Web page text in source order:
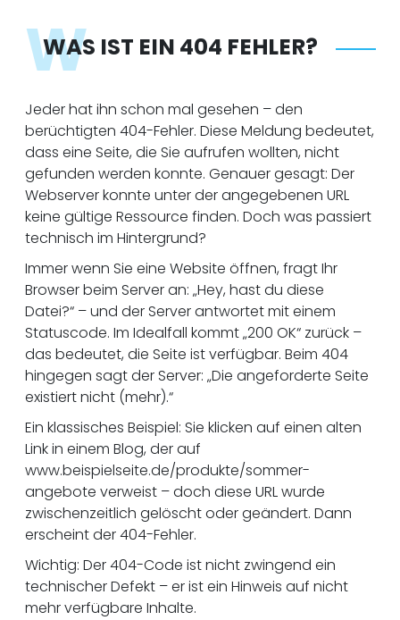
W
WAS IST EIN 404 FEHLER?
Jeder hat ihn schon mal gesehen – den
berüchtigten 404-Fehler. Diese Meldung bedeutet,
dass eine Seite, die Sie aufrufen wollten, nicht
gefunden werden konnte. Genauer gesagt: Der
Webserver konnte unter der angegebenen URL
keine gültige Ressource finden. Doch was passiert
technisch im Hintergrund?
Immer wenn Sie eine Website öffnen, fragt Ihr
Browser beim Server an: „Hey, hast du diese
Datei?“ – und der Server antwortet mit einem
Statuscode. Im Idealfall kommt „200 OK“ zurück –
das bedeutet, die Seite ist verfügbar. Beim 404
hingegen sagt der Server: „Die angeforderte Seite
existiert nicht (mehr).“
Ein klassisches Beispiel: Sie klicken auf einen alten
Link in einem Blog, der auf
www.beispielseite.de/produkte/sommer-
angebote verweist – doch diese URL wurde
zwischenzeitlich gelöscht oder geändert. Dann
erscheint der 404-Fehler.
Wichtig: Der 404-Code ist nicht zwingend ein
technischer Defekt – er ist ein Hinweis auf nicht
mehr verfügbare Inhalte.